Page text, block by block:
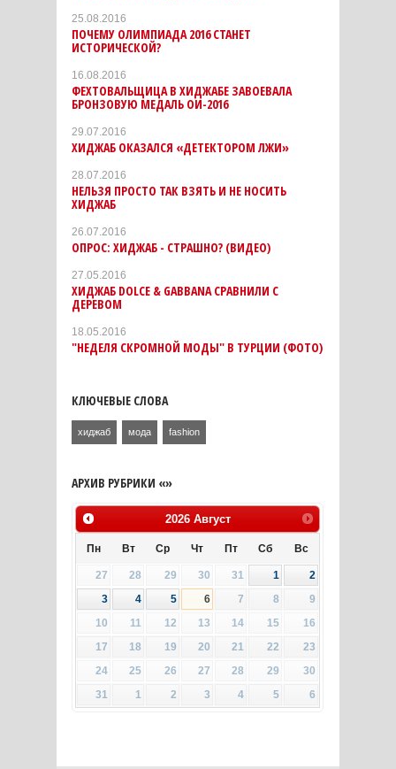
25.08.2016
ПОЧЕМУ ОЛИМПИАДА 2016 СТАНЕТ
ИСТОРИЧЕСКОЙ?
16.08.2016
ФЕХТОВАЛЬЩИЦА В ХИДЖАБЕ ЗАВОЕВАЛА
БРОНЗОВУЮ МЕДАЛЬ ОИ-2016
29.07.2016
ХИДЖАБ ОКАЗАЛСЯ «ДЕТЕКТОРОМ ЛЖИ»
28.07.2016
НЕЛЬЗЯ ПРОСТО ТАК ВЗЯТЬ И НЕ НОСИТЬ
ХИДЖАБ
26.07.2016
ОПРОС: ХИДЖАБ - СТРАШНО? (ВИДЕО)
27.05.2016
ХИДЖАБ DOLCE & GABBANA СРАВНИЛИ С
ДЕРЕВОМ
18.05.2016
"НЕДЕЛЯ СКРОМНОЙ МОДЫ" В ТУРЦИИ (ФОТО)
КЛЮЧЕВЫЕ СЛОВА
хиджаб мода fashion
АРХИВ РУБРИКИ «»
2026 Август
Пн Вт Ср Чт Пт Сб Вс
27 28 29 30 31 1
2
3
4 5 6 7 8
9
10
11 12 13 14 15
16
17
18 19 20 21 22
23
24
25 26 27 28 29
30
31
1 2 3 4 5 6